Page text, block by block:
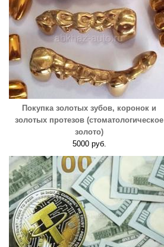
Покупка золотых зубов, коронок и
золотых протезов (стоматологическое
золото)
5000 руб.